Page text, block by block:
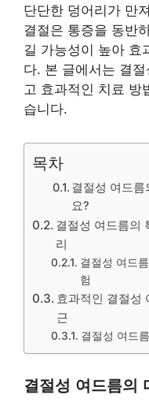
단단한 덩어리가 만
결절은 통증을 동반
길 가능성이 높아 효
다. 본 글에서는 결
고 효과적인 치료 방
습니다.
목차
결절성 여드
요?
결절성 여드름의
리
결절성 여드
험
효과적인 결절성
근
결절성 여드
결절성 여드름의